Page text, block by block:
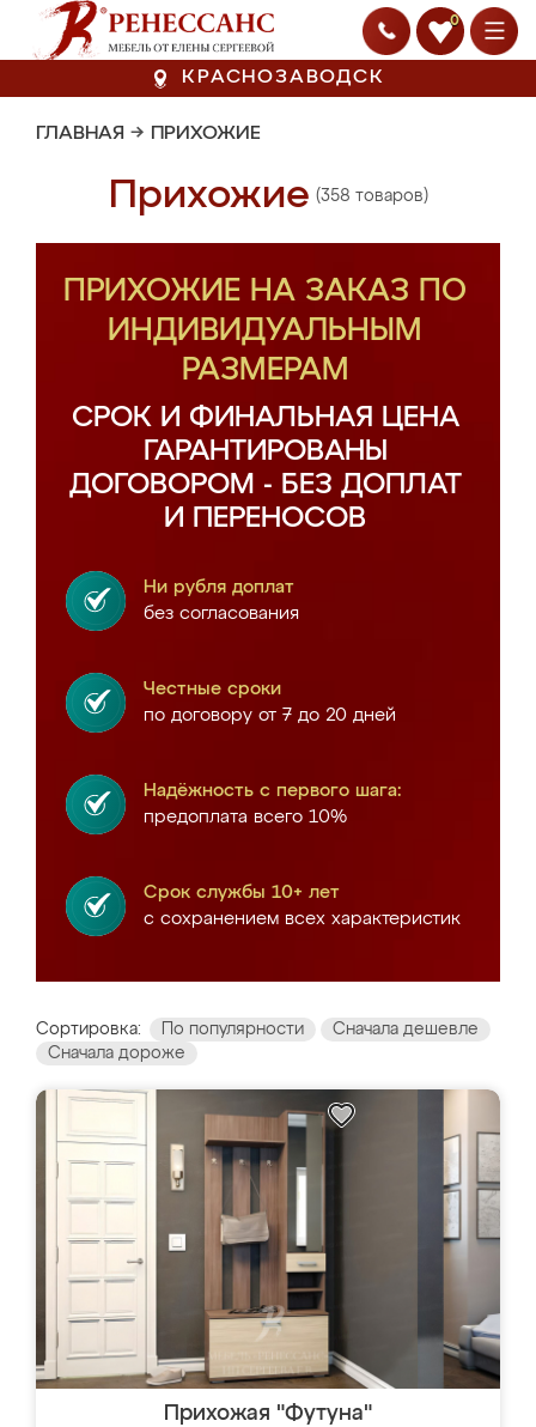
0
КРАСНОЗАВОДСК
ГЛАВНАЯ → ПРИХОЖИЕ
Прихожие (358 товаров)
ПРИХОЖИЕ НА ЗАКАЗ ПО
ИНДИВИДУАЛЬНЫМ
РАЗМЕРАМ
СРОК И ФИНАЛЬНАЯ ЦЕНА
ГАРАНТИРОВАНЫ
ДОГОВОРОМ - БЕЗ ДОПЛАТ
И ПЕРЕНОСОВ
Ни рубля доплат
без согласования
Честные сроки
по договору от 7 до 20 дней
Надёжность с первого шага:
предоплата всего 10%
Срок службы 10+ лет
с сохранением всех характеристик
Сортировка: По популярности
Сначала дешевле
Сначала дороже
Прихожая "Футуна"